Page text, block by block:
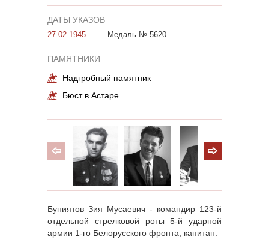
ДАТЫ УКАЗОВ
27.02.1945 Медаль № 5620
ПАМЯТНИКИ
Надгробный памятник
Бюст в Астаре
Буниятов Зия Мусаевич - командир 123-й
отдельной стрелковой роты 5-й ударной
армии 1-го Белорусского фронта, капитан.